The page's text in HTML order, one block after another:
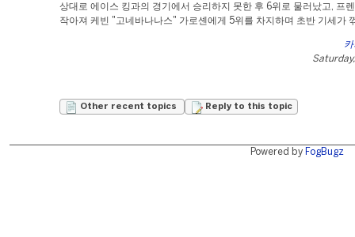
상대로 에이스 킹과의 경기에서 승리하지 못한 후 6위로 물러났고, 프
작아져 케빈 "고네바나나스" 가로셴에게 5위를 차지하며 초반 기세가
Other recent topics Reply to this topic
Powered by FogBugz